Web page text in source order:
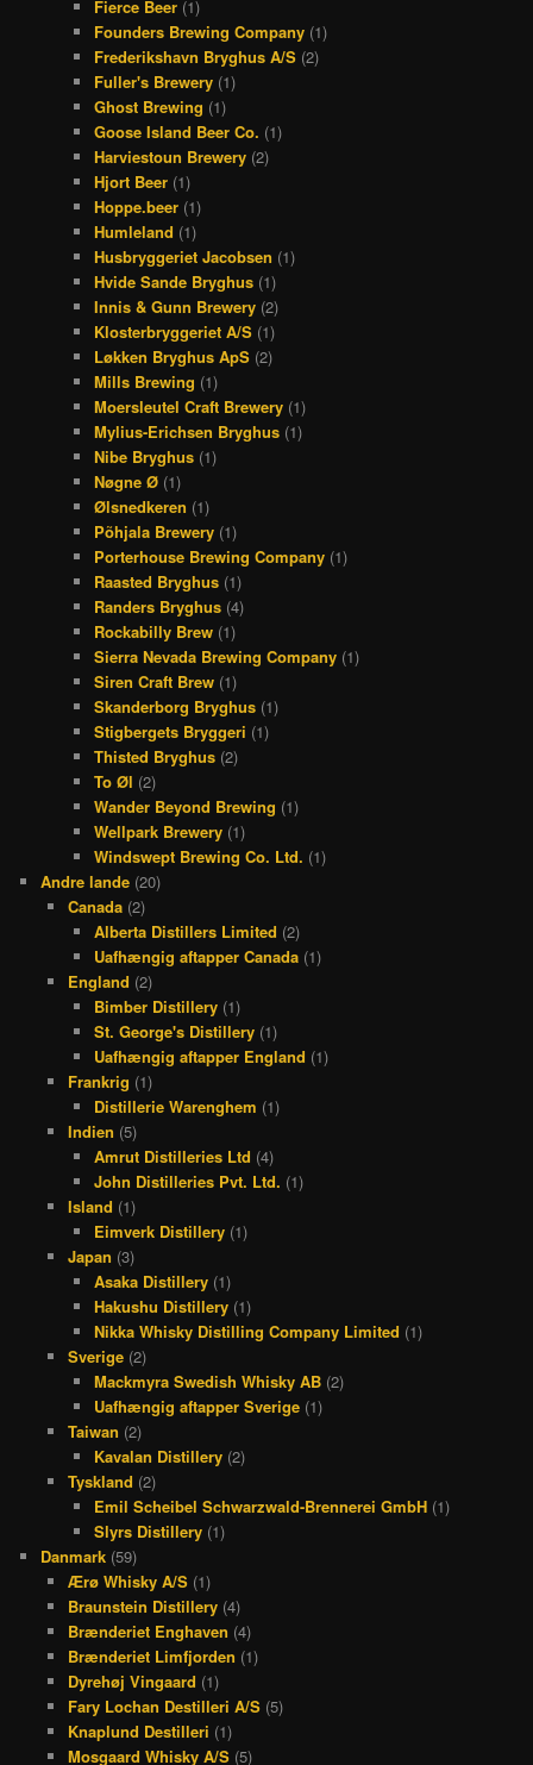
Fierce Beer (1)
Founders Brewing Company (1)
Frederikshavn Bryghus A/S (2)
Fuller's Brewery (1)
Ghost Brewing (1)
Goose Island Beer Co. (1)
Harviestoun Brewery (2)
Hjort Beer (1)
Hoppe.beer (1)
Humleland (1)
Husbryggeriet Jacobsen (1)
Hvide Sande Bryghus (1)
Innis & Gunn Brewery (2)
Klosterbryggeriet A/S (1)
Løkken Bryghus ApS (2)
Mills Brewing (1)
Moersleutel Craft Brewery (1)
Mylius-Erichsen Bryghus (1)
Nibe Bryghus (1)
Nøgne Ø (1)
Ølsnedkeren (1)
Põhjala Brewery (1)
Porterhouse Brewing Company (1)
Raasted Bryghus (1)
Randers Bryghus (4)
Rockabilly Brew (1)
Sierra Nevada Brewing Company (1)
Siren Craft Brew (1)
Skanderborg Bryghus (1)
Stigbergets Bryggeri (1)
Thisted Bryghus (2)
To Øl (2)
Wander Beyond Brewing (1)
Wellpark Brewery (1)
Windswept Brewing Co. Ltd. (1)
Andre lande (20)
Canada(2)
Alberta Distillers Limited (2)
Uafhængig aftapper Canada (1)
England (2)
Bimber Distillery (1)
St. George's Distillery (1)
Uafhængig aftapper England (1)
Frankrig (1)
Distillerie Warenghem (1)
Indien (5)
Amrut Distilleries Ltd (4)
John Distilleries Pvt. Ltd. (1)
Island (1)
Eimverk Distillery (1)
Japan (3)
Asaka Distillery (1)
Hakushu Distillery (1)
Nikka Whisky Distilling Company Limited (1)
Sverige(2)
Mackmyra Swedish Whisky AB (2)
Uafhængig aftapper Sverige (1)
Taiwan (2)
Kavalan Distillery (2)
Tyskland (2)
Emil Scheibel Schwarzwald-Brennerei GmbH (1)
Slyrs Distillery (1)
Danmark (59)
Ærø Whisky A/S(1)
Braunstein Distillery(4)
Brænderiet Enghaven (4)
Brænderiet Limfjorden (1)
Dyrehøj Vingaard (1)
Fary Lochan Destilleri A/S(5)
Knaplund Destilleri (1)
Mosgaard Whisky A/S(5)